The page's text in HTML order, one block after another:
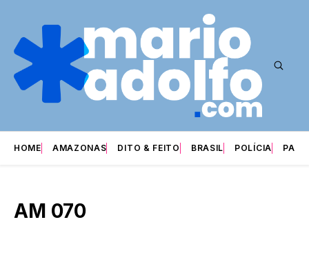
HOME AMAZONAS DITO & FEITO BRASIL POLÍCIA
AM 070